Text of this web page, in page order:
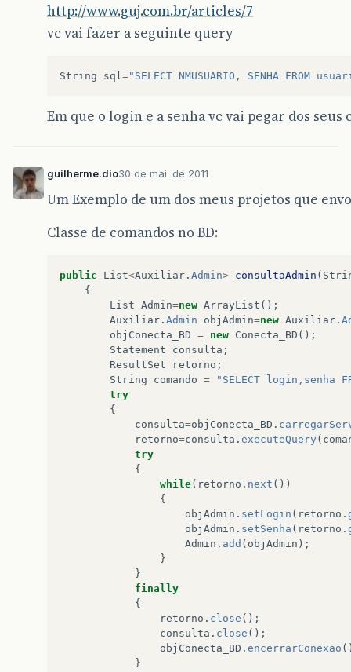
http://www.guj.com.br/articles/7
vc vai fazer a seguinte query
String sql ="SELECT NMUSUARIO, SENHA FROM
Em que o login e a senha vc vai pegar dos seus
guilherme.dio30 de mai. de 2011
Um Exemplo de um dos meus projetos que
Classe de comandos no BD:
public List<Auxiliar . Admin> consultaAdmin (
{
List Admin=new ArrayList ();
Auxiliar . Admin objAdmin=new Auxiliar .
objConecta_BD = new Conecta_BD ();
Statement
consulta ;
ResultSet
retorno ;
String
comando =
"SELECT login,senha
try
{
consulta=objConecta_BD .
retorno=consulta . executeQuery (
try
{
while( retorno . next ())
{
objAdmin . setLogin ( retorno .
objAdmin . setSenha ( retorno .
Admin . add ( objAdmin );
}
}
finally
{
retorno . close ();
consulta . close ();
objConecta_BD . encerrarConexao
}